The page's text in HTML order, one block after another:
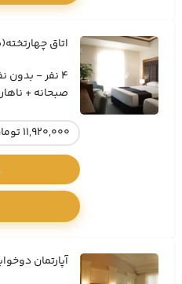
اتاق
4 نفر - بدون نفر اضافه
صبحانه +
11,920,000 تومان / 1 شب تومان / شب
آپارتمان